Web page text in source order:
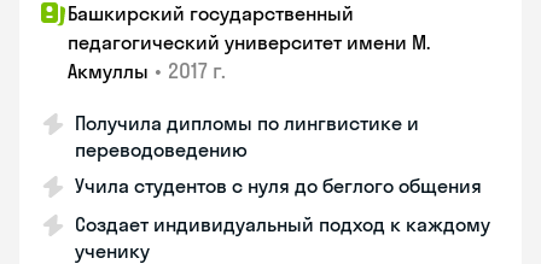
Башкирский государственный
педагогический университет имени М.
Акмуллы • 2017 г.
Получила дипломы по лингвистике и
переводоведению
Учила студентов с нуля до беглого общения
Создает индивидуальный подход к каждому
ученику